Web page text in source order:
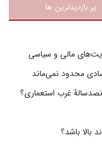
پر بازدیدترین ها
مالی و سیاسی
محدود نمی‌ماند
غرب استعماری؟
بالا باشد؟